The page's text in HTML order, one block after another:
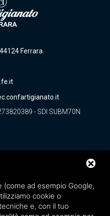
Ferrara
- SDI SUBM70N
ad esempio Google,
cookie o
e, con il tuo